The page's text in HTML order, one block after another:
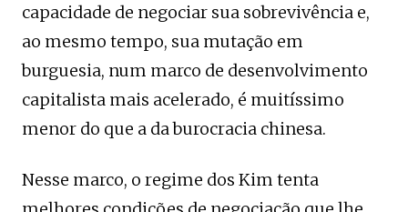
capacidade de negociar sua sobrevivência e,
ao mesmo tempo, sua mutação em
burguesia, num marco de desenvolvimento
capitalista mais acelerado, é muitíssimo
menor do que a da burocracia chinesa.
Nesse marco, o regime dos Kim tenta